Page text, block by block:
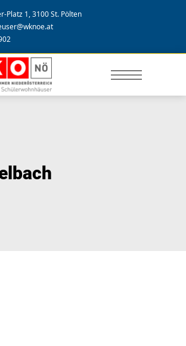
Platz 1, 3100 St. Pölten